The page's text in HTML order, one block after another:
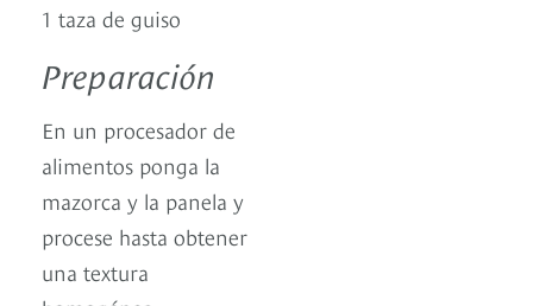
1 taza de guiso
Preparación
En un procesador de
alimentos ponga la
mazorca y la panela y
procese hasta obtener
una textura